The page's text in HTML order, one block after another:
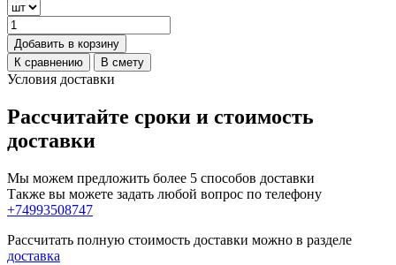
Добавить в корзину
К сравнению
В смету
Условия доставки
Рассчитайте сроки и стоимость
доставки
Мы можем предложить более 5 способов доставки
Также вы можете задать любой вопрос по телефону
+74993508747
Рассчитать полную стоимость доставки можно в разделе
доставка